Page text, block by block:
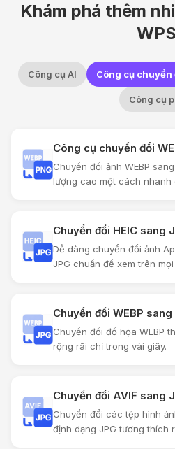
Khám phá thêm
WPS
Công cụ AI Công cụ chuyển
Công cụ
Công cụ chuyển đổi
Chuyển đổi ảnh WEBP
lượng cao một cách nhanh
Chuyển đổi HEIC sang
Dễ dàng chuyển đổi ảnh
JPG chuẩn để xem trên
Chuyển đổi WEBP sang
Chuyển đổi đồ họa WEBP
rộng rãi chỉ trong vài giây.
Chuyển đổi AVIF sang
Chuyển đổi các tệp hình
định dạng JPG tương thích